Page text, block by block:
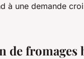
à une demande
de fromages